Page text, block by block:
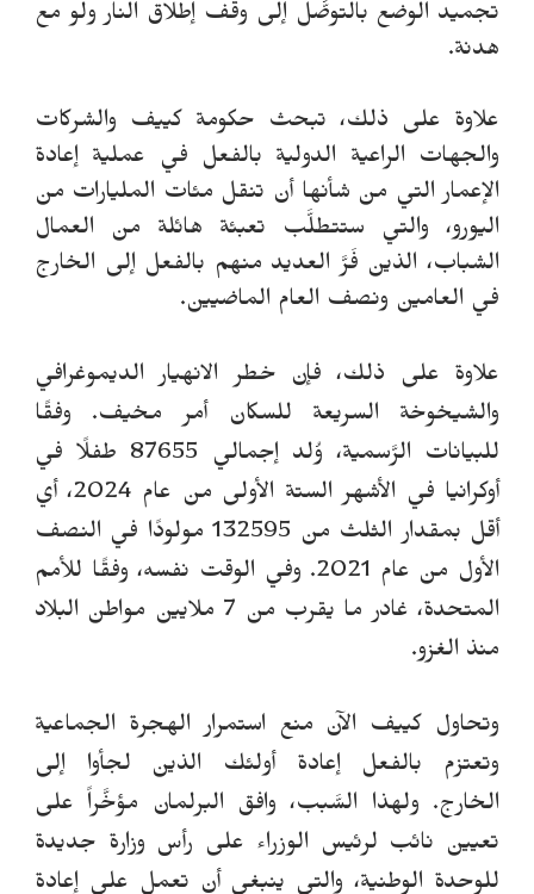
تجميد الوضع بالتوصُّل إلى وقف إطلاق النار ولو مع
هدنة.
علاوة على ذلك، تبحث حكومة كييف والشركات
والجهات الراعية الدولية بالفعل في عملية إعادة
الإعمار التي من شأنها أن تنقل مئات المليارات من
اليورو، والتي ستتطلَّب تعبئة هائلة من العمال
الشباب، الذين فَرَّ العديد منهم بالفعل إلى الخارج
في العامين ونصف العام الماضيين.
علاوة على ذلك، فإن خطر الانهيار الديموغرافي
والشيخوخة السريعة للسكان أمر مخيف. وفقًا
للبيانات الرَّسمية، وُلد إجمالي 87655 طفلًا في
أوكرانيا في الأشهر الستة الأولى من عام 2024، أي
أقل بمقدار الثلث من 132595 مولودًا في النصف
الأول من عام 2021.
وفي الوقت نفسه، وفقًا للأمم
المتحدة، غادر ما يقرب من 7 ملايين مواطن البلاد
منذ الغزو.
وتحاول كييف الآن منع استمرار الهجرة الجماعية
وتعتزم بالفعل إعادة أولئك الذين لجأوا إلى
الخارج. ولهذا السَّبب، وافق البرلمان مؤخَّراً على
تعيين نائب لرئيس الوزراء على رأس وزارة جديدة
للوحدة الوطنية، والتي ينبغي أن تعمل على إعادة